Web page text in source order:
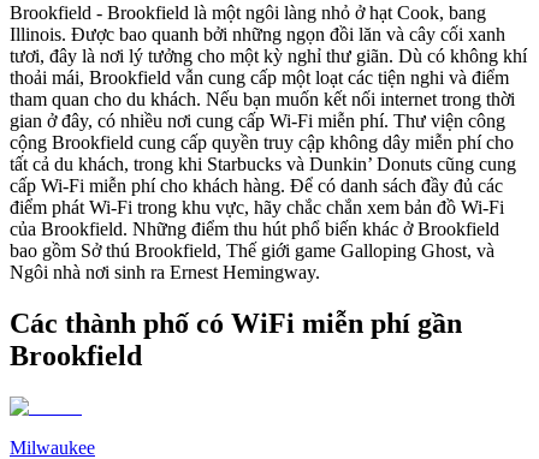
Brookfield - Brookfield là một ngôi làng nhỏ ở hạt Cook, bang
Illinois. Được bao quanh bởi những ngọn đồi lăn và cây cối xanh
tươi, đây là nơi lý tưởng cho một kỳ nghỉ thư giãn. Dù có không khí
thoải mái, Brookfield vẫn cung cấp một loạt các tiện nghi và điểm
tham quan cho du khách. Nếu bạn muốn kết nối internet trong thời
gian ở đây, có nhiều nơi cung cấp Wi-Fi miễn phí. Thư viện công
cộng Brookfield cung cấp quyền truy cập không dây miễn phí cho
tất cả du khách, trong khi Starbucks và Dunkin’ Donuts cũng cung
cấp Wi-Fi miễn phí cho khách hàng. Để có danh sách đầy đủ các
điểm phát Wi-Fi trong khu vực, hãy chắc chắn xem bản đồ Wi-Fi
của Brookfield. Những điểm thu hút phổ biến khác ở Brookfield
bao gồm Sở thú Brookfield, Thế giới game Galloping Ghost, và
Ngôi nhà nơi sinh ra Ernest Hemingway.
Các thành phố có WiFi miễn phí gần
Brookfield
Milwaukee